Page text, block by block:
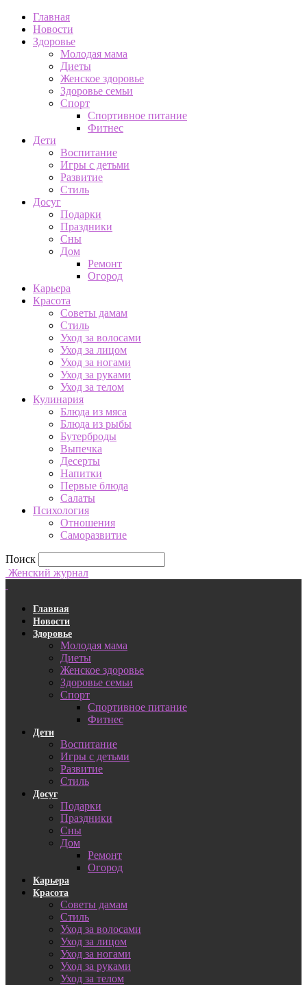
Главная
Новости
Здоровье
Молодая мама
Диеты
Женское здоровье
Здоровье семьи
Спорт
Спортивное питание
Фитнес
Дети
Воспитание
Игры с детьми
Развитие
Стиль
Досуг
Подарки
Праздники
Сны
Дом
Ремонт
Огород
Карьера
Красота
Советы дамам
Стиль
Уход за волосами
Уход за лицом
Уход за ногами
Уход за руками
Уход за телом
Кулинария
Блюда из мяса
Блюда из рыбы
Бутерброды
Выпечка
Десерты
Напитки
Первые блюда
Салаты
Психология
Отношения
Саморазвитие
Поиск
Женский журнал
Главная
Новости
Здоровье
Молодая мама
Диеты
Женское здоровье
Здоровье семьи
Спорт
Спортивное питание
Фитнес
Дети
Воспитание
Игры с детьми
Развитие
Стиль
Досуг
Подарки
Праздники
Сны
Дом
Ремонт
Огород
Карьера
Красота
Советы дамам
Стиль
Уход за волосами
Уход за лицом
Уход за ногами
Уход за руками
Уход за телом